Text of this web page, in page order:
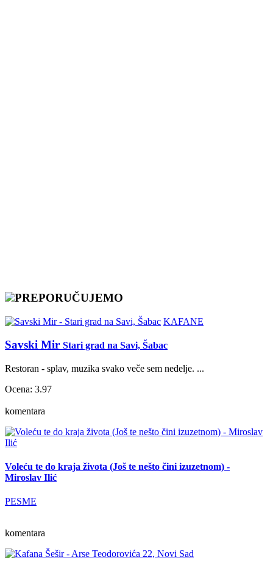
PREPORUČUJEMO
KAFANE
Savski Mir Stari grad na Savi, Šabac
Restoran - splav, muzika svako veče sem nedelje. ...
Ocena: 3.97
komentara
Voleću te do kraja života (Još te nešto čini izuzetnom) -
Miroslav Ilić
PESME
komentara